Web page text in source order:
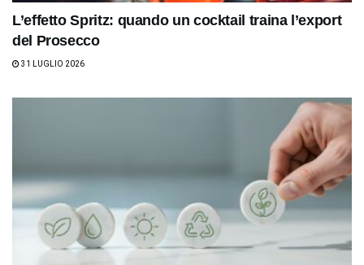
L’effetto Spritz: quando un cocktail traina l’export
del Prosecco
31 LUGLIO 2026